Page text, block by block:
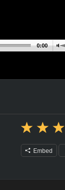
0:00
Embed